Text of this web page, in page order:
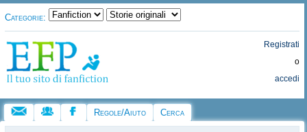
Categorie:
Registrati
o
accedi
Regole/Aiuto Cerca